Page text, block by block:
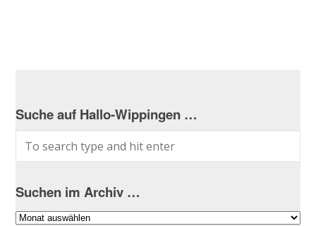
Suche auf Hallo-Wippingen …
Suchen im Archiv …
Suchen